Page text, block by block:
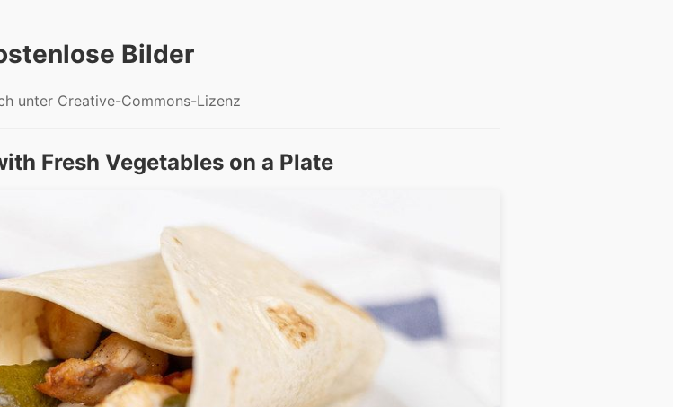
Bilder
unter Creative-Commons-Lizenz
Fresh Vegetables on a Plate